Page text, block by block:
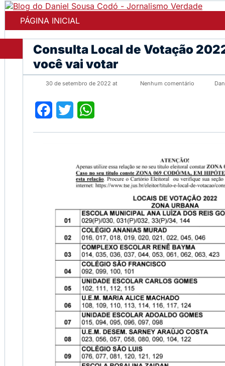
PÁGINA INICIAL
Consulta Local de Votação
você vai votar
30 de setembro de 2022 at Nenhum comentário
Facebook
Twitter